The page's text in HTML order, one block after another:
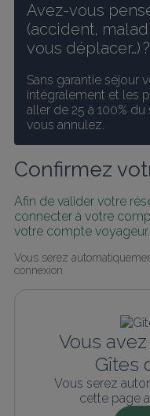
Avez-vous
(accident,
vous déplacer…) ?
Sans garantie séjour
intégralement et les
aller de 25 à 100%
vous annulez.
Confirmez
Afin de valider votre
connecter à votre
votre compte voyageur.
Vous serez
connexion.
Vous
Gîtes
Vous serez
cette page